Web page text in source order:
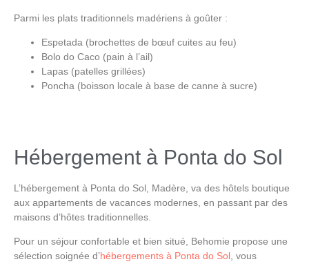
Parmi les plats traditionnels madériens à goûter :
Espetada (brochettes de bœuf cuites au feu)
Bolo do Caco (pain à l’ail)
Lapas (patelles grillées)
Poncha (boisson locale à base de canne à sucre)
Hébergement à Ponta do Sol
L’hébergement à Ponta do Sol, Madère , va des hôtels boutique
aux appartements de vacances modernes, en passant par des
maisons d’hôtes traditionnelles.
Pour un séjour confortable et bien situé, Behomie propose une
sélection soignée d’hébergements à Ponta do Sol, vous